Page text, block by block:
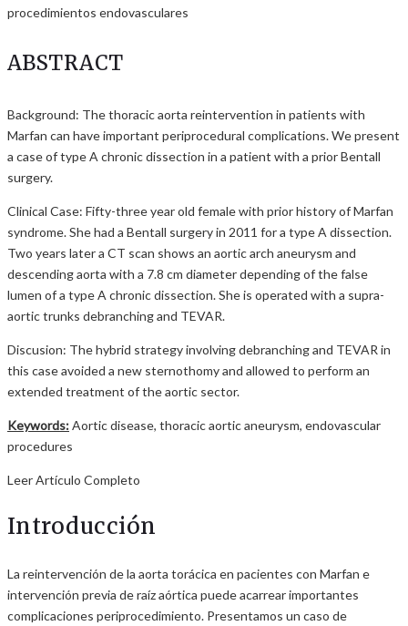
procedimientos endovasculares
ABSTRACT
Background: The thoracic aorta reintervention in patients with
Marfan can have important periprocedural complications. We present
a case of type A chronic dissection in a patient with a prior Bentall
surgery.
Clinical Case: Fifty-three year old female with prior history of Marfan
syndrome. She had a Bentall surgery in 2011 for a type A dissection.
Two years later a CT scan shows an aortic arch aneurysm and
descending aorta with a 7.8 cm diameter depending of the false
lumen of a type A chronic dissection. She is operated with a supra-
aortic trunks debranching and TEVAR.
Discusion: The hybrid strategy involving debranching and TEVAR in
this case avoided a new sternothomy and allowed to perform an
extended treatment of the aortic sector.
Keywords:Aortic disease, thoracic aortic aneurysm, endovascular
procedures
Leer Artículo Completo
Introducción
La reintervención de la aorta torácica en pacientes con Marfan e
intervención previa de raíz aórtica puede acarrear importantes
complicaciones periprocedimiento. Presentamos un caso de